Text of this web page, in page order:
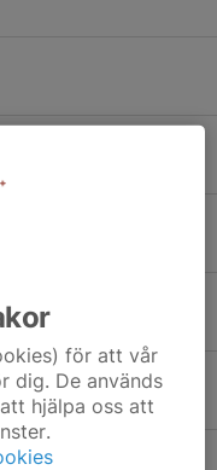
för att vår
dig. De används
hjälpa oss att